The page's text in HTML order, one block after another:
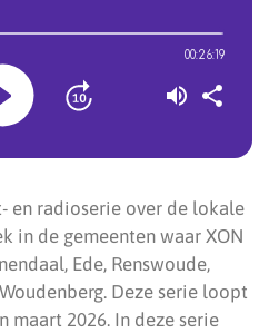
en radioserie over de lokale
de gemeenten waar XON
Ede, Renswoude,
Deze serie loopt
maart 2026. In deze serie